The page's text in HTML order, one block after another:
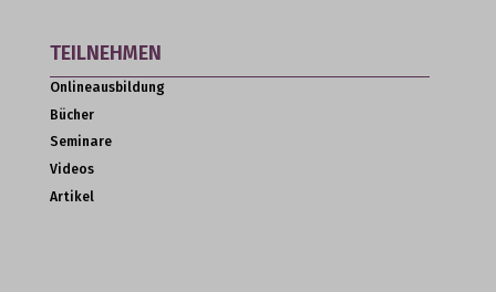
TEILNEHMEN
Onlineausbildung
Bücher
Seminare
Videos
Artikel